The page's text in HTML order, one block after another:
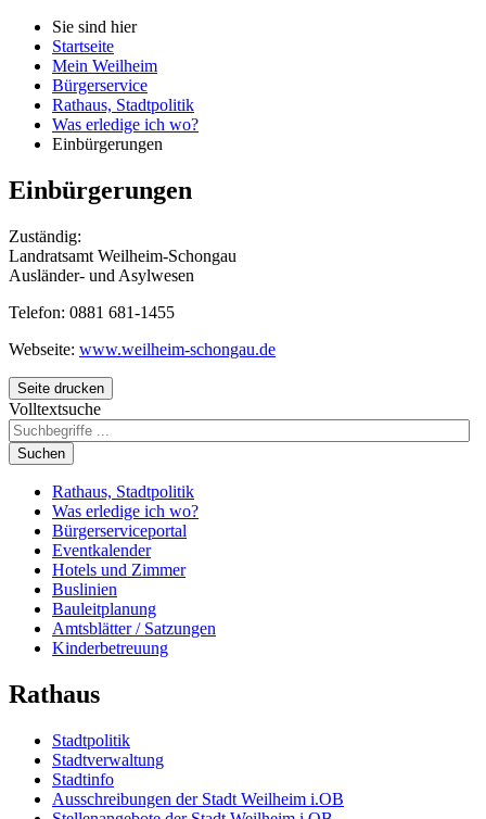
Sie sind hier
Startseite
Mein Weilheim
Bürgerservice
Rathaus, Stadtpolitik
Was erledige ich wo?
Einbürgerungen
Einbürgerungen
Zuständig:
Landratsamt Weilheim-Schongau
Ausländer- und Asylwesen
Telefon: 0881 681-1455
Webseite: www.weilheim-schongau.de
Seite drucken
Volltextsuche
Suchen
Rathaus, Stadtpolitik
Was erledige ich wo?
Bürgerserviceportal
Eventkalender
Hotels und Zimmer
Buslinien
Bauleitplanung
Amtsblätter / Satzungen
Kinderbetreuung
Rathaus
Stadtpolitik
Stadtverwaltung
Stadtinfo
Ausschreibungen der Stadt Weilheim i.OB